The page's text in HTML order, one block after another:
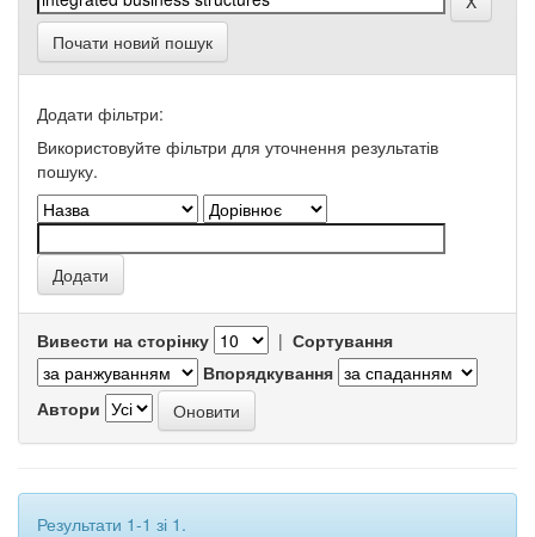
Почати новий пошук
Додати фільтри:
Використовуйте фільтри для уточнення результатів
пошуку.
Вивести на сторінку | Сортування
Впорядкування
Автори
Результати 1-1 зі 1.